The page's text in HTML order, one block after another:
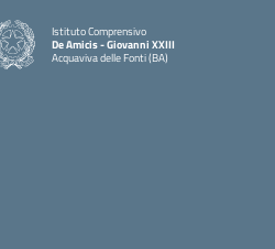
Istituto Comprensivo
De Amicis - Giovanni XXIII
Acquaviva delle Fonti (BA)
— Visita la pagina iniziale della scuola